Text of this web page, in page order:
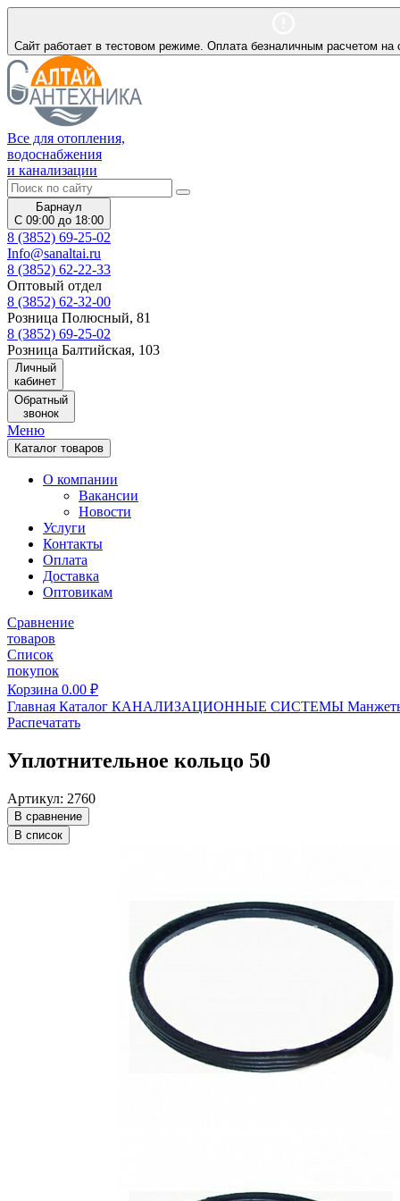
Сайт работает в тестовом режиме. Оплата безналичным расчетом на
Все для отопления,
водоснабжения
и канализации
Барнаул
С 09:00 до 18:00
8 (3852) 69-25-02
Info@sanaltai.ru
8 (3852) 62-22-33
Оптовый отдел
8 (3852) 62-32-00
Розница Полюсный, 81
8 (3852) 69-25-02
Розница Балтийская, 103
Личный
кабинет
Обратный
звонок
Меню
Каталог товаров
О компании
Вакансии
Новости
Услуги
Контакты
Оплата
Доставка
Оптовикам
Сравнение
товаров
Список
покупок
Корзина 0.00 ₽
Главная Каталог КАНАЛИЗАЦИОННЫЕ СИСТЕМЫ
Распечатать
Уплотнительное кольцо 50
Артикул: 2760
В сравнение
В список